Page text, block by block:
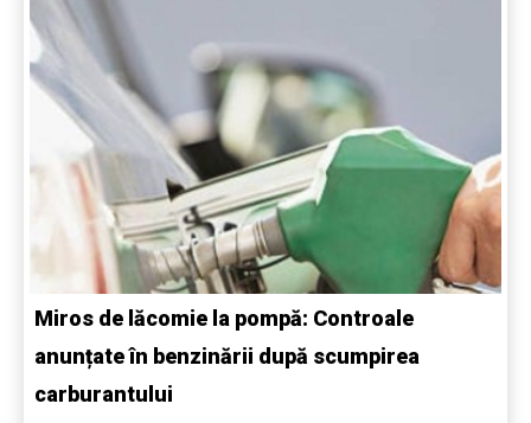
Miros de lăcomie la pompă: Controale
anunțate în benzinării după scumpirea
carburantului